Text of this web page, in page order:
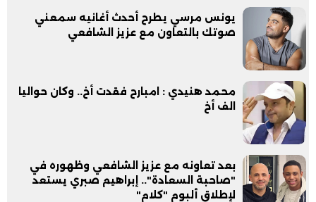
يونس مرسي يطرح أحدث أغانيه سمعني
صوتك بالتعاون مع عزيز الشافعي
محمد هنيدي : امبارح فقدت أخ.. وكان حواليا
الف أخ
بعد تعاونه مع عزيز الشافعي وظهوره في
"صاحبة السعادة".. إبراهيم صبري يستعد
لإطلاق ألبوم "كلام"